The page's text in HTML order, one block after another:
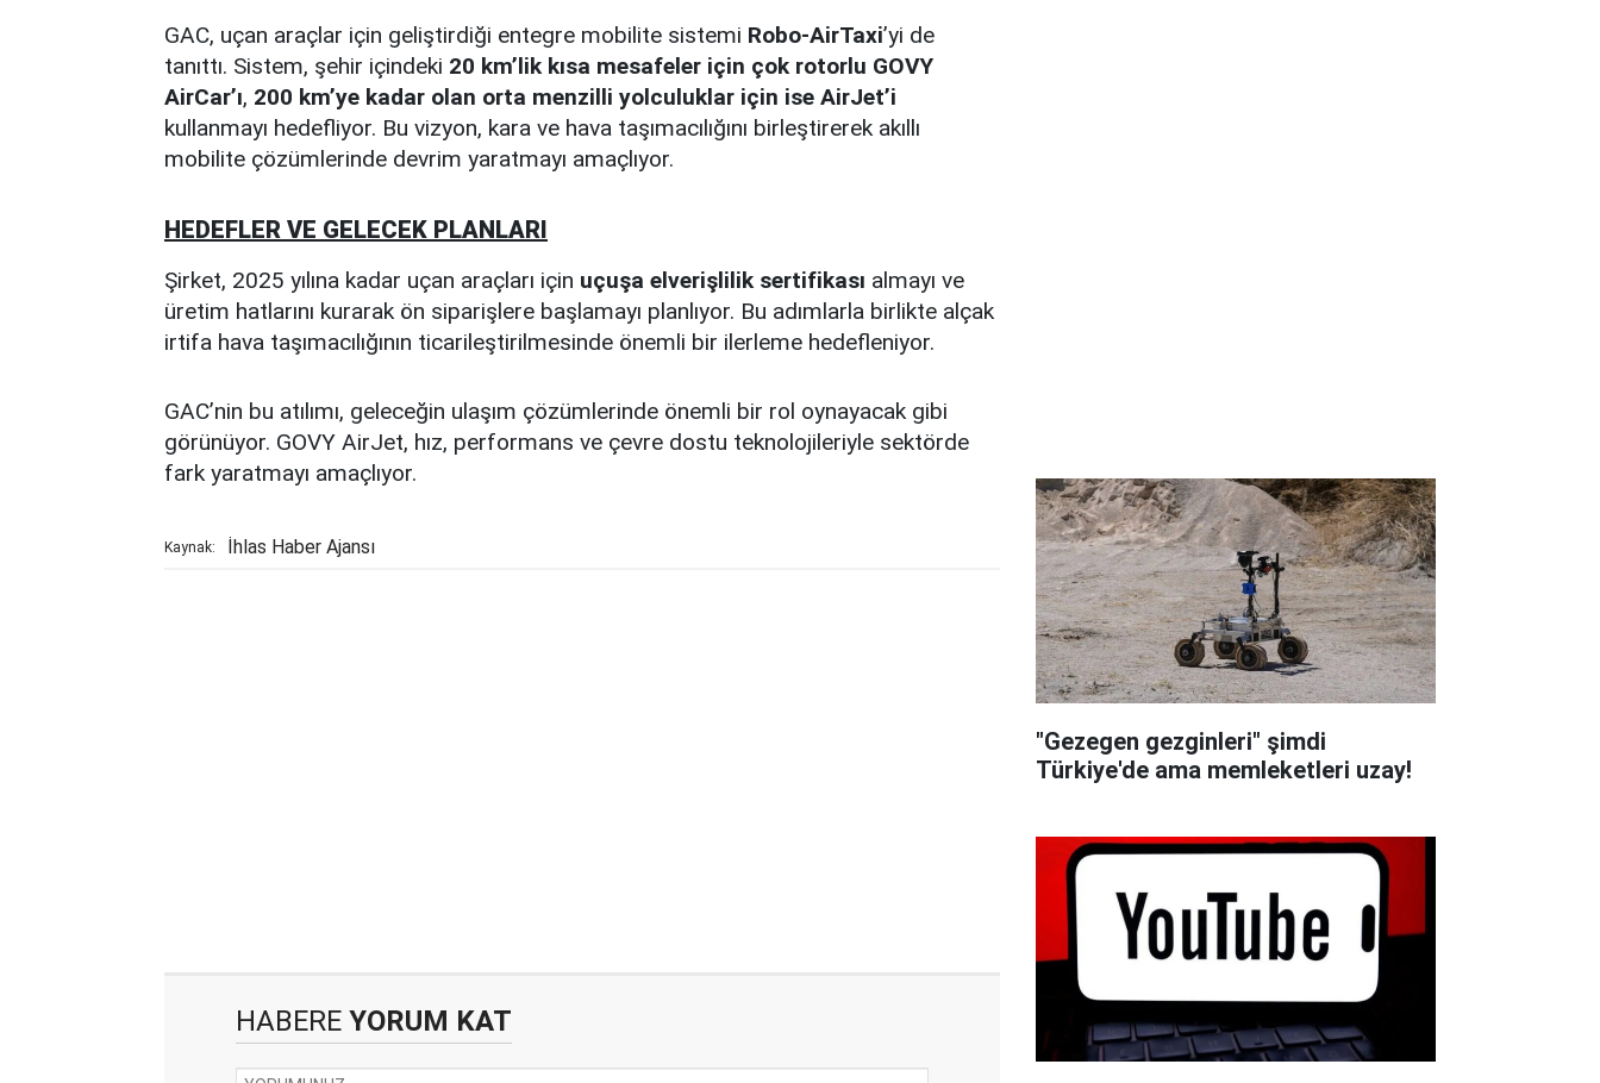
GAC, uçan araçlar için geliştirdiği entegre mobilite sistemi Robo-AirTaxi’yi de
tanıttı. Sistem, şehir içindeki 20 km’lik kısa mesafeler için çok rotorlu GOVY
AirCar’ı, 200 km’ye kadar olan orta menzilli yolculuklar için ise AirJet’i
kullanmayı hedefliyor. Bu vizyon, kara ve hava taşımacılığını birleştirerek akıllı
mobilite çözümlerinde devrim yaratmayı amaçlıyor.
HEDEFLER VE GELECEK PLANLARI
Şirket, 2025 yılına kadar uçan araçları için uçuşa elverişlilik sertifikası almayı ve
üretim hatlarını kurarak ön siparişlere başlamayı planlıyor. Bu adımlarla birlikte alçak
irtifa hava taşımacılığının ticarileştirilmesinde önemli bir ilerleme hedefleniyor.
GAC’nin bu atılımı, geleceğin ulaşım çözümlerinde önemli bir rol oynayacak gibi
görünüyor. GOVY AirJet, hız, performans ve çevre dostu teknolojileriyle sektörde
fark yaratmayı amaçlıyor.
Kaynak: İhlas Haber Ajansı
HABERE YORUM KAT
"Gezegen gezginleri" şimdi
Türkiye'de ama memleketleri uzay!